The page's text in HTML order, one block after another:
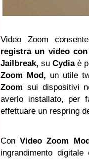
Video Zoom
registra un video
Jailbreak, su Cydia è
Zoom Mod, un utile
Zoom sui dispositivi
averlo installato, per
effettuare un respring
ConVideo Zoom
ingrandimento